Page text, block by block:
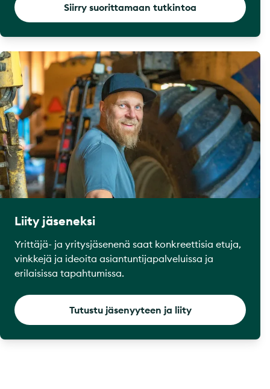
Siirry suorittamaan tutkintoa
Liity jäseneksi
Yrittäjä- ja yritysjäsenenä saat konkreettisia etuja,
vinkkejä ja ideoita asiantuntijapalveluissa ja
erilaisissa tapahtumissa.
Tutustu jäsenyyteen ja liity